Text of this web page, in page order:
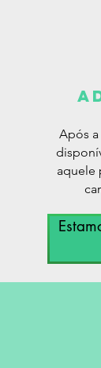
Após a
aquele